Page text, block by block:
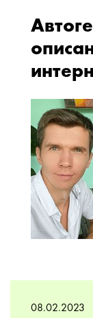
08.02.2023